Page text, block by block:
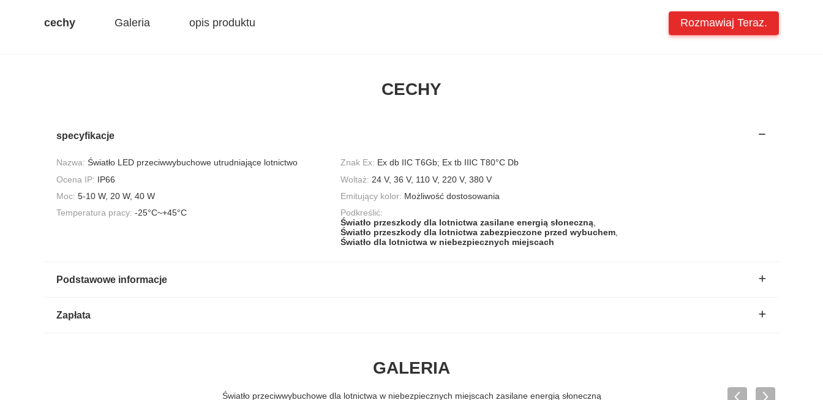
cechy Galeria opis produktu Rozmawiaj Teraz.
CECHY
specyfikacje
Nazwa: Światło LED przeciwwybuchowe utrudniające lotnictwo Znak Ex: Ex db IIC T6Gb; Ex tb IIIC T80°C Db
Ocena IP: IP66 Woltaż: 24 V, 36 V, 110 V, 220 V, 380 V
Moc: 5-10 W, 20 W, 40 W Emitujący kolor: Możliwość dostosowania
Temperatura pracy: -25°C~+45°C
Podkreślić:
Światło przeszkody dla lotnictwa zasilane energią słoneczną
Światło przeszkody dla lotnictwa zabezpieczone przed wybuchem
Światło dla lotnictwa w niebezpiecznych miejscach
Podstawowe informacje
Zapłata
GALERIA
Światło przeciwwybuchowe dla lotnictwa w niebezpiecznych miejscach zasilane energią słoneczną